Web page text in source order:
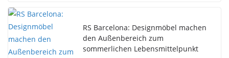
RS Barcelona: Designmöbel machen
den Außenbereich zum
sommerlichen Lebensmittelpunkt